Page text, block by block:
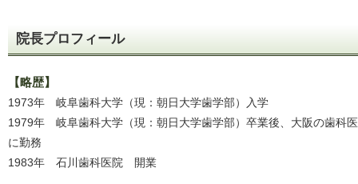
院長プロフィール
【略歴】
1973年 岐阜歯科大学（現：朝日大学歯学部）入学
1979年 岐阜歯科大学（現：朝日大学歯学部）卒業後、大阪の歯科
に勤務
1983年 石川歯科医院 開業